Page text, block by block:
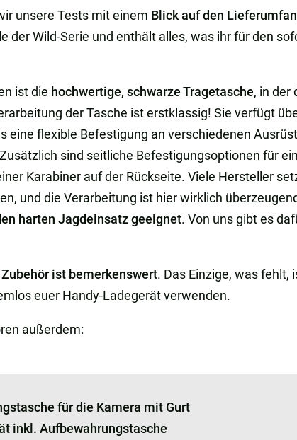
unsere Tests mit einem Blick auf den
der Wild-Serie und enthält alles, was ihr für den
ist die hochwertige, schwarze Tragetasche, in der
der Tasche ist erstklassig! Sie verfügt
eine flexible Befestigung an verschiedenen
sind seitliche Befestigungsoptionen für
Karabiner auf der Rückseite. Viele Hersteller
und die Verarbeitung ist hier wirklich
harten Jagdeinsatz geeignet. Von uns gibt es
ist bemerkenswert. Das Einzige, was fehlt,
euer Handy-Ladegerät verwenden.
außerdem:
für die Kamera mit Gurt
inkl. Aufbewahrungstasche